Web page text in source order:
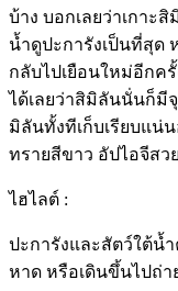
บ้าง บอกเลยว่าเกาะ
น้ำดูปะการังเป็นที่สุด
กลับไปเยือนใหม่อีกค
ได้เลยว่าสิมิลันนั่นก็มี
มิลันทั้งทีเก็บเรียบแน่
ทรายสีขาว อัปไอจีสว
ไฮไลต์ :
ปะการังและสัตว์ใต้
หาด หรือเดินขึ้นไปถ่